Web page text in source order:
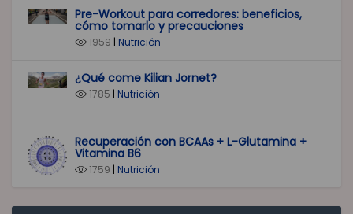
Pre-Workout para corredores: beneficios,
cómo tomarlo y precauciones
1959 | Nutrición
¿Qué come Kilian Jornet?
1785 | Nutrición
Recuperación con BCAAs + L-Glutamina +
Vitamina B6
1759 | Nutrición